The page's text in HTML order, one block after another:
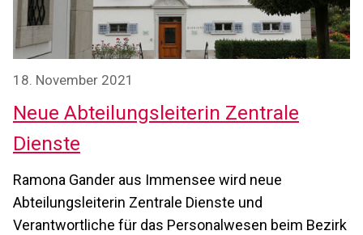
18. November 2021
Neue Abteilungsleiterin Zentrale
Dienste
Ramona Gander aus Immensee wird neue
Abteilungsleiterin Zentrale Dienste und
Verantwortliche für das Personalwesen beim Bezirk